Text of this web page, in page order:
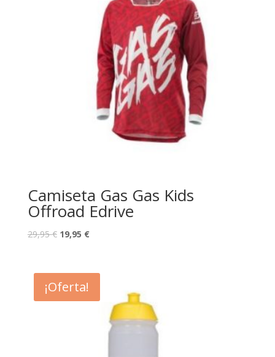
Camiseta Gas Gas Kids
Offroad Edrive
29,95€ 19,95 €
¡Oferta!